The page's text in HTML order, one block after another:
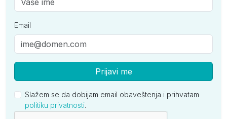
Email
Prijavi me
Slažem se da dobijam email obaveštenja i prihvatam
politiku privatnosti.